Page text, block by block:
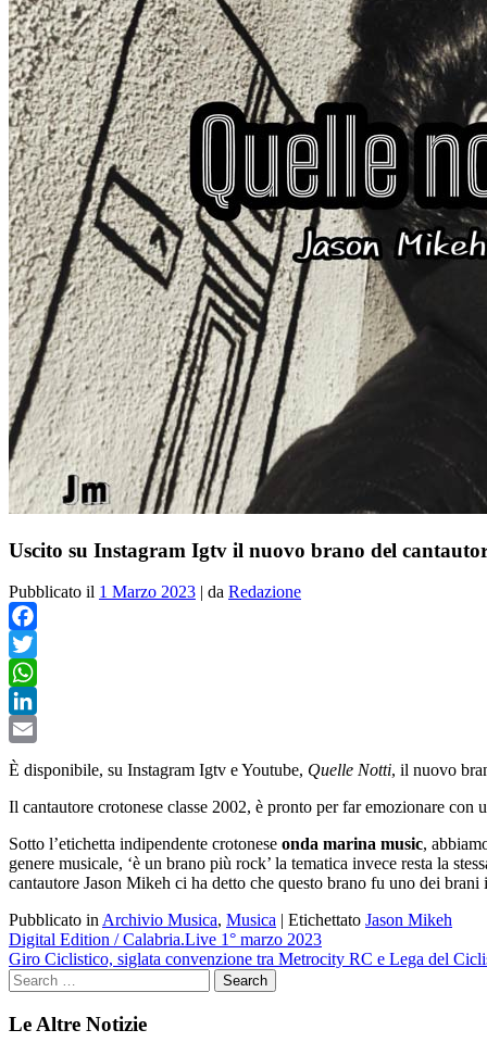
Uscito su Instagram Igtv il nuovo brano del
Pubblicato il 1 Marzo 2023 | da Redazione
Facebook
Twitter
WhatsApp
LinkedIn
Email
È disponibile, su Instagram Igtv e Youtube, Quelle Notti, il nuovo
Il cantautore crotonese classe 2002, è pronto per far emozionare
Sotto l’etichetta indipendente crotonese onda marina music,
genere musicale, ‘è un brano più rock’ la tematica invece resta la
cantautore Jason Mikeh ci ha detto che questo brano fu uno dei
Pubblicato inArchivio Musica, Musica | Etichettato Jason Mikeh
Navigazione
articoli
Digital Edition / Calabria.Live 1° marzo 2023
Giro Ciclistico, siglata convenzione tra Metrocity RC e Lega del
Le Altre Notizie